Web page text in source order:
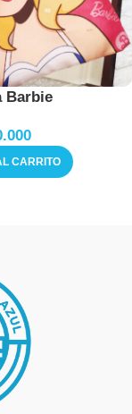
Barbie
CARRITO